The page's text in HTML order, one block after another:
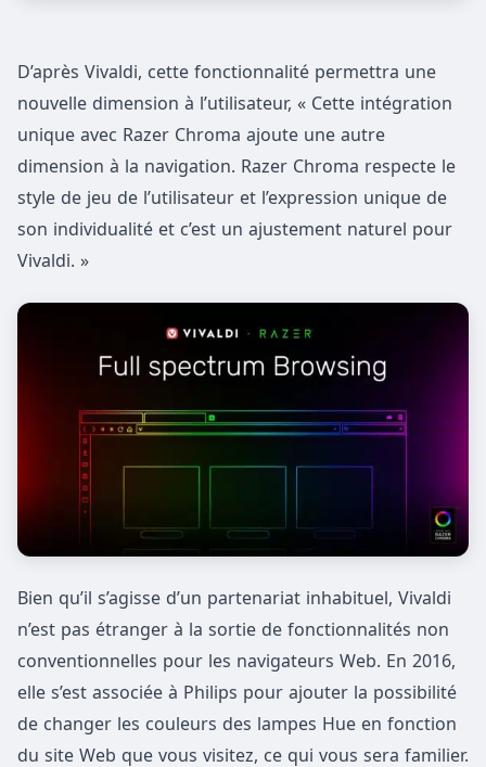
D’après Vivaldi, cette fonctionnalité permettra une
nouvelle dimension à l’utilisateur, « Cette intégration
unique avec Razer Chroma ajoute une autre
dimension à la navigation. Razer Chroma respecte le
style de jeu de l’utilisateur et l’expression unique de
son individualité et c’est un ajustement naturel pour
Vivaldi. »
Bien qu’il s’agisse d’un partenariat inhabituel, Vivaldi
n’est pas étranger à la sortie de fonctionnalités non
conventionnelles pour les navigateurs Web. En 2016,
elle s’est associée à Philips pour ajouter la possibilité
de changer les couleurs des lampes Hue en fonction
du site Web que vous visitez, ce qui vous sera familier.